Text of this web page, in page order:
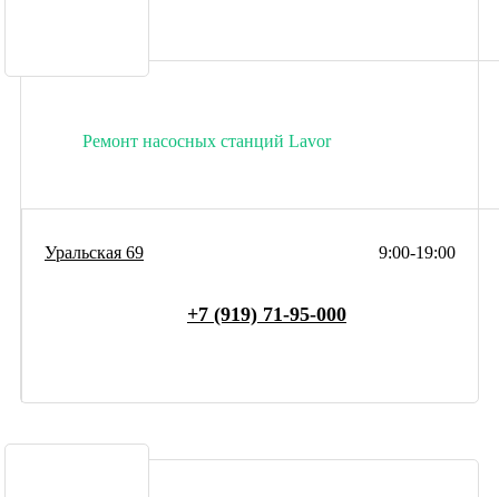
Ремонт насосных станций Lavor
9:00-19:00
Уральская 69
+7 (919) 71-95-000